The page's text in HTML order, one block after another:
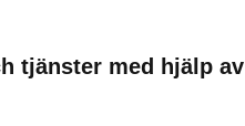
tjänster med hjälp av